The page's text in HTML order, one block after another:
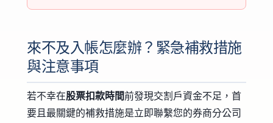
來不及入帳怎麼辦？緊急補救措施
與注意事項
若不幸在股票扣款時間前發現交割戶資金不足，首
要且最關鍵的補救措施是立即聯繫您的券商分公司